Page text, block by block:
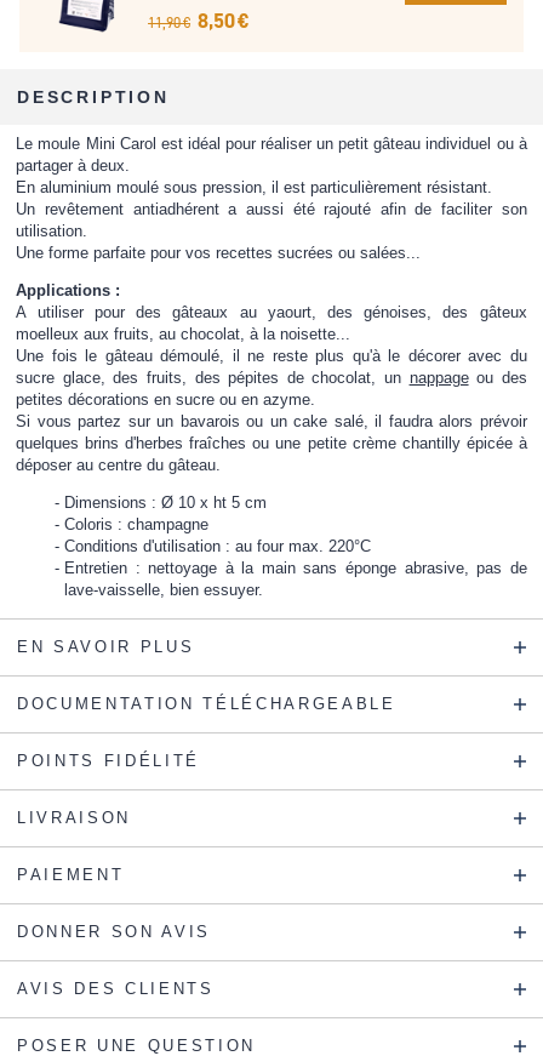
11,90 € 8,50 €
DESCRIPTION
Le moule Mini Carol est idéal pour réaliser un petit gâteau individuel ou à
partager à deux.
En aluminium moulé sous pression, il est particulièrement résistant.
Un revêtement antiadhérent a aussi été rajouté afin de faciliter son
utilisation.
Une forme parfaite pour vos recettes sucrées ou salées...
Applications :
A utiliser pour des gâteaux au yaourt, des génoises, des gâteux
moelleux aux fruits, au chocolat, à la noisette...
Une fois le gâteau démoulé, il ne reste plus qu'à le décorer avec du
sucre glace, des fruits, des pépites de chocolat, un nappageou des
petites décorations en sucre ou en azyme.
Si vous partez sur un bavarois ou un cake salé, il faudra alors prévoir
quelques brins d'herbes fraîches ou une petite crème chantilly épicée à
déposer au centre du gâteau.
Dimensions : Ø 10 x ht 5 cm
Coloris : champagne
Conditions d'utilisation : au four max. 220°C
Entretien : nettoyage à la main sans éponge abrasive, pas de
lave-vaisselle, bien essuyer.
EN SAVOIR PLUS
DOCUMENTATION TÉLÉCHARGEABLE
POINTS FIDÉLITÉ
LIVRAISON
PAIEMENT
DONNER SON AVIS
AVIS DES CLIENTS
POSER UNE QUESTION